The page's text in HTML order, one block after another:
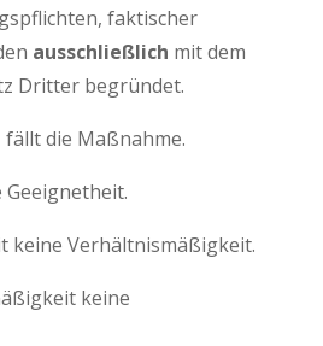
faktischer
ausschließlich mit dem
Dritter begründet.
fällt die Maßnahme.
Geeignetheit.
keine Verhältnismäßigkeit.
keine